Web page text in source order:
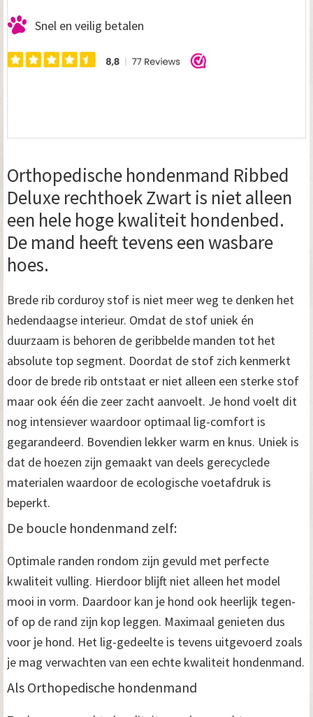
Snel en veilig betalen
Orthopedische hondenmand Ribbed
Deluxe rechthoek Zwart is niet alleen
een hele hoge kwaliteit hondenbed.
De mand heeft tevens een wasbare
hoes.
Brede rib corduroy stof is niet meer weg te denken het
hedendaagse interieur. Omdat de stof uniek én
duurzaam is behoren de geribbelde manden tot het
absolute top segment. Doordat de stof zich kenmerkt
door de brede rib ontstaat er niet alleen een sterke stof
maar ook één die zeer zacht aanvoelt. Je hond voelt dit
nog intensiever waardoor optimaal lig-comfort is
gegarandeerd. Bovendien lekker warm en knus. Uniek is
dat de hoezen zijn gemaakt van deels gerecyclede
materialen waardoor de ecologische voetafdruk is
beperkt.
De boucle hondenmand zelf:
Optimale randen rondom zijn gevuld met perfecte
kwaliteit vulling. Hierdoor blijft niet alleen het model
mooi in vorm. Daardoor kan je hond ook heerlijk tegen-
of op de rand zijn kop leggen. Maximaal genieten dus
voor je hond. Het lig-gedeelte is tevens uitgevoerd zoals
je mag verwachten van een echte kwaliteit hondenmand.
Als Orthopedische hondenmand